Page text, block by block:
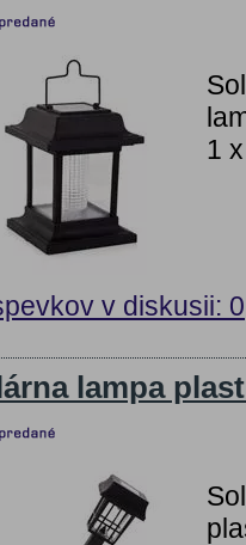
1
v diskusii: 0
lampa